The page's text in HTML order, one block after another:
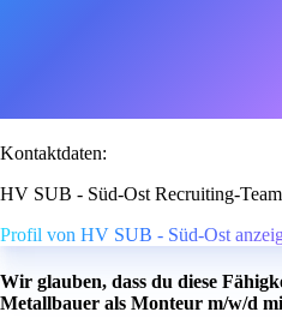
Kontaktdaten:
HV SUB - Süd-Ost Recruiting-Team
Profil von HV SUB - Süd-Ost
Wir glauben, dass du diese
Metallbauer als Monteur m/w/d